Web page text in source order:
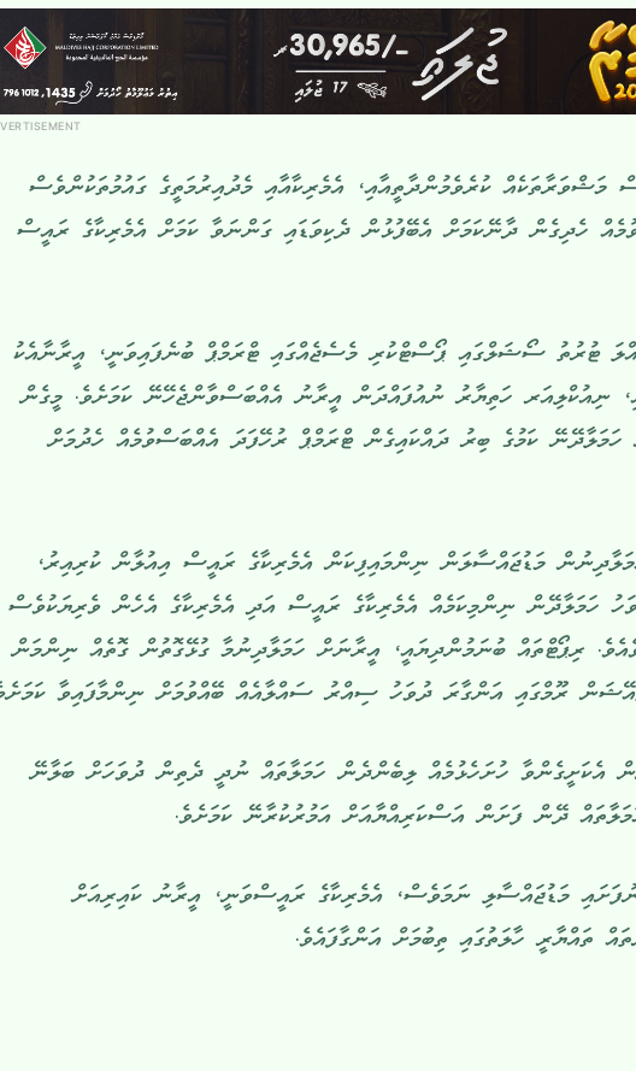
ކުރެވެމުންދާތީއާއި، އެމެރިކާއާއި މެދުއިރުމަތީގެ ގައުމުތަކުންވެސް
ހެދިގެން ދާނޭކަމަށް އެބޭފުޅުން ދެކިވަޑައި ގަންނަވާ ކަމަށް އެމެރިކާގެ ރައީސް
ޓުރުތު ސޯޝަލްގައި ޕޯސްޓްކުރި މެސެޖެއްގައި ޓްރަމްޕް ބުނެފައިވަނީ، އީރާނާއެކު
ނިއުކްލިއަރ ހަތިޔާރު ނުއުފައްދަން އީރާނު އެއްބަސްވާންޖެހޭނޭ ކަމަށެވެ. މީގެން
ކަމުގެ ބިރު ދައްކައިގެން ޓްރަމްޕް ރުހޭފަދަ އެއްބަސްވުމެއް ހެދުމަށް
މަޑުޖައްސާލަން ނިންމައިފިކަން އެމެރިކާގެ ރައީސް އިއުލާން ކުރިއިރު،
ހަމަލާދޭން ނިންމިކަމެއް އެމެރިކާގެ ރައީސް އަދި އެމެރިކާގެ އެހެން ވެރިޔަކުވެސް
ރިޕޯޓްތައް ބުނަމުންދިޔައީ، އީރާނަށް ހަމަލާދިނުމާ ގުޅޭގޮތުން ގޮތެއް ނިންމަން
ރޫމްގައި އަންގާރަ ދުވަހު ސިއްރު ސައްލާއެއް ބޭއްވުމަށް ނިންމާފައިވާ
އެކަށީގެންވާ ހުށަހެޅުމެއް ލިބެންދެން ހަމަލާތައް ނުދީ ދެތިން ދުވަހަށް ބަލާނޭ
ދޭން ފަށަން އަސްކަރިއްޔާއަށް އަމުރުކުރާނޭ ކަމަށެވެ.
މަޑުޖައްސާލި ނަމަވެސް، އެމެރިކާގެ ރައީސްވަނީ، އީރާނު ކައިރިއަށް
ތައްޔާރީ ހާލަތުގައި ތިބުމަށް އަންގާފައެވެ.